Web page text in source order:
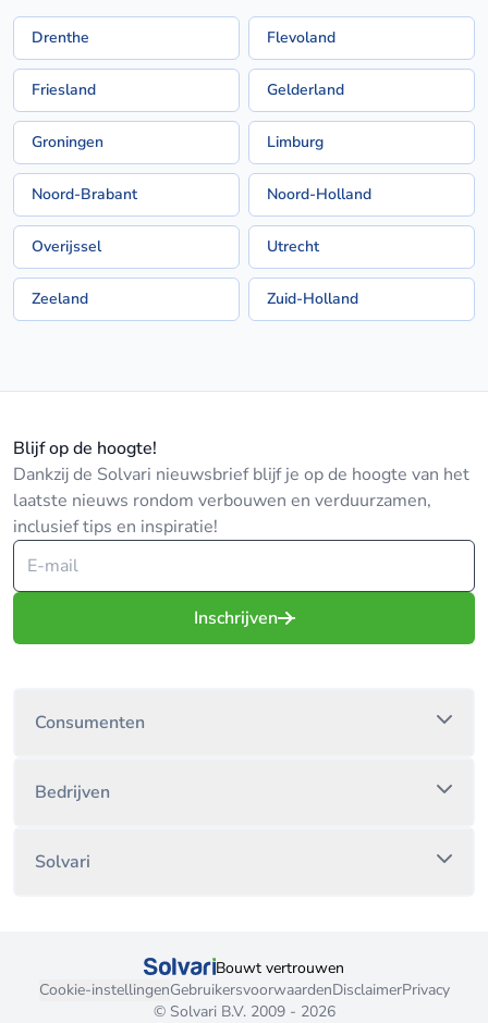
Drenthe Flevoland
Friesland Gelderland
Groningen Limburg
Noord-Brabant Noord-Holland
Overijssel Utrecht
Zeeland Zuid-Holland
Blijf op de hoogte!
Dankzij de Solvari nieuwsbrief blijf je op de hoogte van het
laatste nieuws rondom verbouwen en verduurzamen,
inclusief tips en inspiratie!
Inschrijven
Consumenten
Bedrijven
Solvari
Bouwt vertrouwen
Cookie-instellingenGebruikersvoorwaardenDisclaimerPrivacy
© Solvari B.V. 2009 - 2026